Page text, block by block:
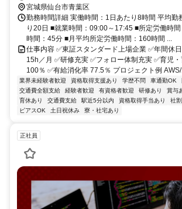
宮城県仙台市青葉区
勤務時間詳細 実働時間：1日あたり8時間 平均勤
り20日 ■就業時間：09:00～17:45 ■所定労働時
時間：45分 ■月平均所定労働時間：160時間 ...
仕事内容 ✅東証スタンダード上場企業 ✅年間休
15h／月 ✅研修充実 ✅フォロー体制充実 ✅育児
100％ ✅有給消化率 77.5％ プロジェクト例 AWS/...
業界未経験者歓迎 資格取得支援あり 学歴不問 車通勤OK
交通費全額支給
経験者歓迎 有資格者歓迎 研修あり 賞与
育休あり
交通費支給 駅近5分以内 資格取得手当あり 社
ピアスOK
土日祝休み 寮・社宅あり
正社員